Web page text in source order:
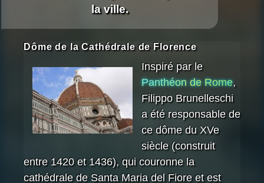
la ville.
Dôme de la Cathédrale de Florence
Inspiré par le
Panthéon de Rome,
Filippo Brunelleschi
a été responsable de
ce dôme du XVe
siècle (construit
entre 1420 et 1436), qui couronne la
cathédrale de Santa Maria del Fiore et est